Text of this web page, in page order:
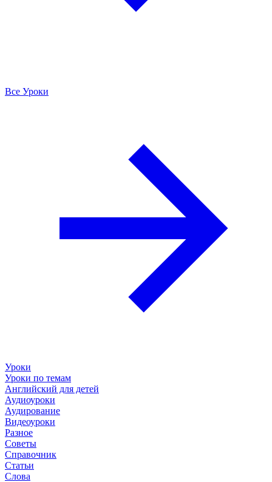
Все Уроки
Уроки
Уроки по темам
Английский для детей
Аудиоуроки
Аудирование
Видеоуроки
Разное
Советы
Справочник
Статьи
Слова